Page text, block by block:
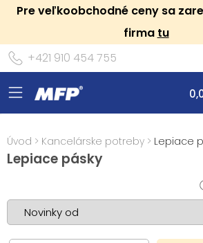
Pre veľkoobchodné ceny sa
firma tu
+421 910 454 755
Úvod > Kancelárske potreby > Lepiace
Lepiace pásky